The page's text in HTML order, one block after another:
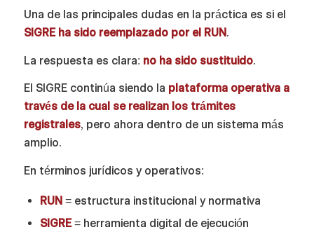
Una de las principales dudas en la práctica es si el
SIGRE ha sido reemplazado por el RUN.
La respuesta es clara: no ha sido sustituido.
El SIGRE continúa siendo la plataforma operativa a
través de la cual se realizan los trámites
registrales, pero ahora dentro de un sistema más
amplio.
En términos jurídicos y operativos:
RUN= estructura institucional y normativa
SIGRE= herramienta digital de ejecución